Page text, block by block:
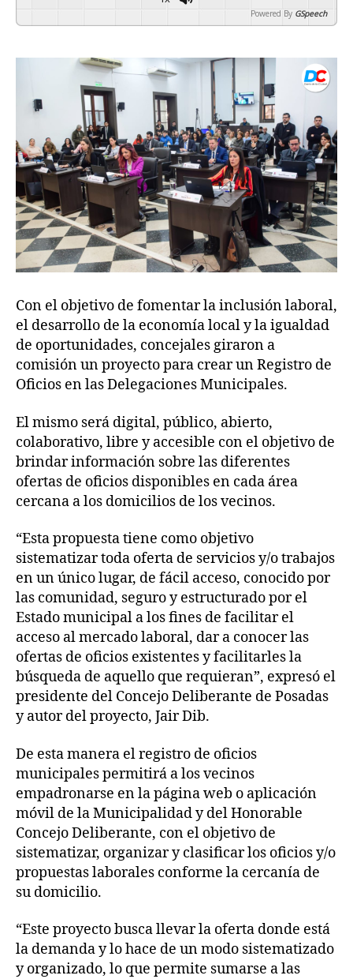
Powered By GSpeech
Con el objetivo de fomentar la inclusión laboral,
el desarrollo de la economía local y la igualdad
de oportunidades, concejales giraron a
comisión un proyecto para crear un Registro de
Oficios en las Delegaciones Municipales.
El mismo será digital, público, abierto,
colaborativo, libre y accesible con el objetivo de
brindar información sobre las diferentes
ofertas de oficios disponibles en cada área
cercana a los domicilios de los vecinos.
“Esta propuesta tiene como objetivo
sistematizar toda oferta de servicios y/o trabajos
en un único lugar, de fácil acceso, conocido por
las comunidad, seguro y estructurado por el
Estado municipal a los fines de facilitar el
acceso al mercado laboral, dar a conocer las
ofertas de oficios existentes y facilitarles la
búsqueda de aquello que requieran”, expresó el
presidente del Concejo Deliberante de Posadas
y autor del proyecto, Jair Dib.
De esta manera el registro de oficios
municipales permitirá a los vecinos
empadronarse en la página web o aplicación
móvil de la Municipalidad y del Honorable
Concejo Deliberante, con el objetivo de
sistematizar, organizar y clasificar los oficios y/o
propuestas laborales conforme la cercanía de
su domicilio.
“Este proyecto busca llevar la oferta donde está
la demanda y lo hace de un modo sistematizado
y organizado, lo que permite sumarse a las